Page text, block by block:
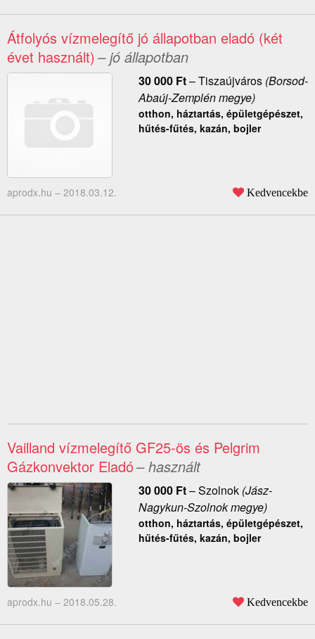
Átfolyós vízmelegítő jó állapotban eladó (két
évet használt) – jó állapotban
30 000 Ft–Tiszaújváros(Borsod-
Abaúj-Zemplén megye)
otthon, háztartás, épületgépészet,
hűtés-fűtés, kazán, bojler
aprodx.hu – 2018.03.12. Kedvencekbe
Vailland vízmelegítő GF25-ös és Pelgrim
Gázkonvektor Eladó– használt
30 000 Ft–Szolnok(Jász-
Nagykun-Szolnok megye)
otthon, háztartás, épületgépészet,
hűtés-fűtés, kazán, bojler
aprodx.hu – 2018.05.28. Kedvencekbe